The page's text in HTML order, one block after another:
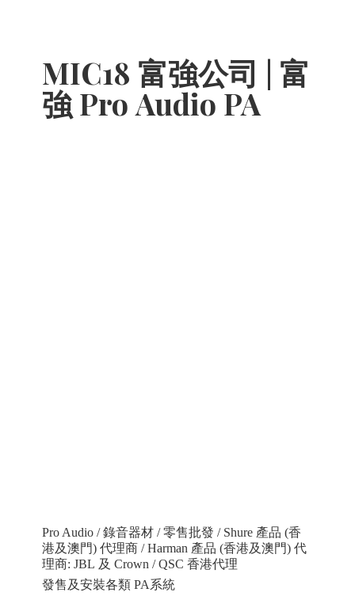
MIC18 富強公司 | 富
強 Pro Audio PA
Pro Audio / 錄音器材 / 零售批發 / Shure 產品 (香
港及澳門) 代理商 / Harman 產品 (香港及澳門) 代
理商: JBL 及 Crown / QSC 香港代理
發售及安裝各類 PA系統